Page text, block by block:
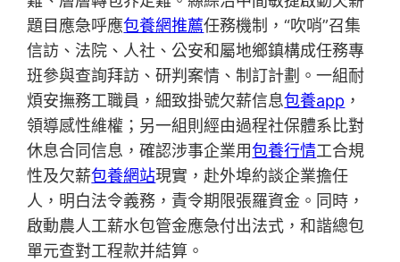
題目應急呼應包養網推薦任務機制，“吹哨”召集
信訪、法院、人社、公安和屬地鄉鎮構成任務專
班參與查詢拜訪、研判案情、制訂計劃。一組耐
煩安撫務工職員，細致掛號欠薪信息包養app ，
領導感性維權；另一組則經由過程社保體系比對
休息合同信息，確認涉事企業用包養行情工合規
性及欠薪包養網站現實，赴外埠約談企業擔任
人，明白法令義務，責令期限張羅資金。同時，
啟動農人工薪水包管金應急付出法式，和諧總包
單元查對工程款并結算。